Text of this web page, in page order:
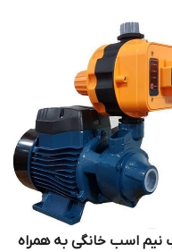
اسب خانگی به همراه